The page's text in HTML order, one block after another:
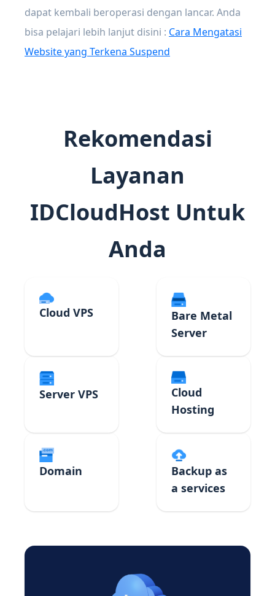
dapat kembali beroperasi dengan lancar. Anda
bisa pelajari lebih lanjut disini : Cara Mengatasi
Website yang Terkena Suspend
Rekomendasi
Layanan
IDCloudHost Untuk
Anda
Cloud VPS
Bare Metal
Server
Server VPS
Cloud
Hosting
Domain
Backup as
a services